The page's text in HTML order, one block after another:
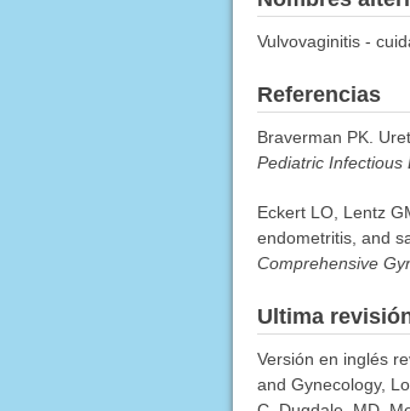
Vulvovaginitis -
Referencias
Braverman PK.
Pediatric Infectious
Eckert LO, Lentz
endometritis, and
Comprehensive
Ultima
Versión en inglés
and Gynecology,